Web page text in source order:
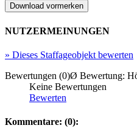
NUTZERMEINUNGEN
» Dieses Staffageobjekt bewerten
Bewertungen (0)Ø Bewertung:
Keine Bewertungen
Bewerten
Kommentare: (0):